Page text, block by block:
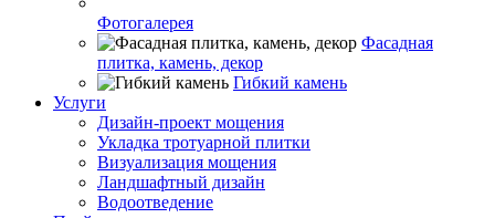
Фотогалерея
Фасадная
плитка, камень, декор
Гибкий камень
Услуги
Дизайн-проект мощения
Укладка тротуарной плитки
Визуализация мощения
Ландшафтный дизайн
Водоотведение